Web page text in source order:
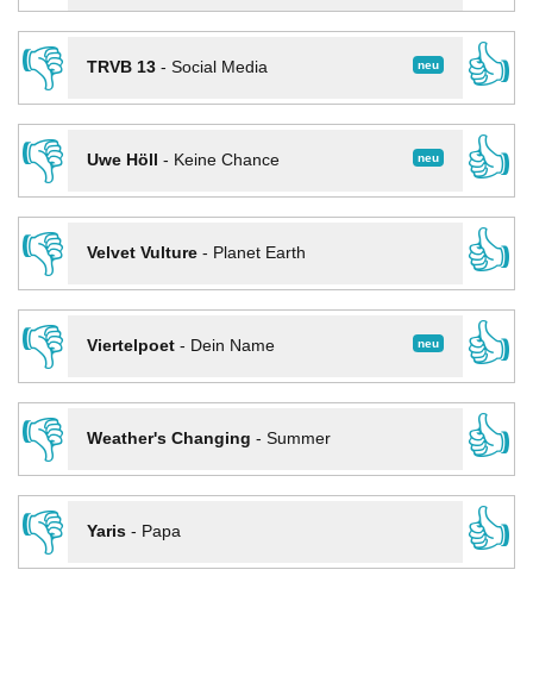
👎
neu
TRVB 13- Social Media
👍
👎
neu
Uwe Höll - Keine Chance
👍
👎
Velvet Vulture- Planet Earth
👍
👎
neu
Viertelpoet- Dein Name
👍
👎
Weather's Changing - Summer
👍
👎
Yaris- Papa 👍